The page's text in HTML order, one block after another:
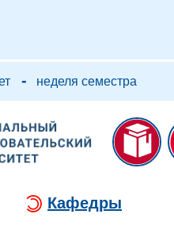
- неделя семестра
Кафедры